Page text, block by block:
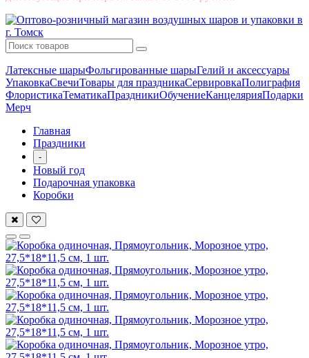
Латексные шарыФольгированные шарыГелий и аксессуары
УпаковкаСвечиТовары для праздникаСервировкаПолиграфия
ФлористикаТематикаПраздникиОбучениеКанцелярияПодарки
Мерч
Главная
Праздники
-
Новый год
Подарочная упаковка
Коробки